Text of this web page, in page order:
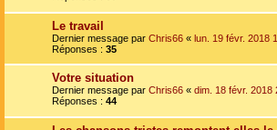
Le travail
Dernier message par Chris66 « lun. 19 févr. 2018
Réponses : 35
Votre situation
Dernier message par Chris66 « dim. 18 févr. 2018
Réponses : 44